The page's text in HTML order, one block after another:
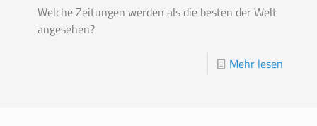
Welche Zeitungen werden als die besten der Welt
angesehen?
Mehr lesen